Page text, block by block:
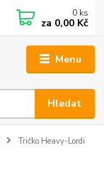
Menu
Hledat
0 ks
za 0,00 Kč
Tričko Heavy-Lordi